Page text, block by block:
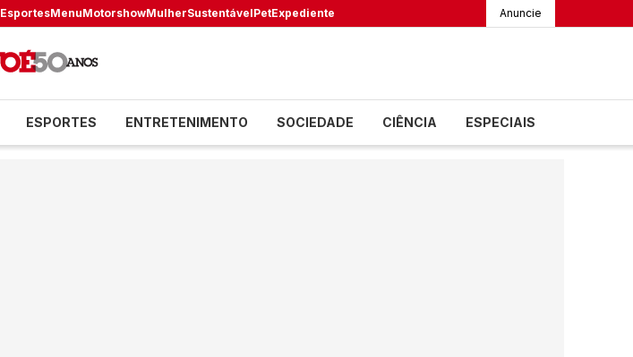
EsportesMenuMotorshowMulherSustentávelPetExpediente Anuncie
ESPORTES ENTRETENIMENTO SOCIEDADE CIÊNCIA ESPECIAIS